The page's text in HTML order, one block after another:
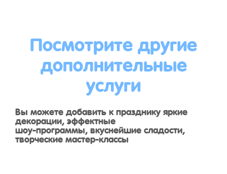
Посмотрите другие
дополнительные
услуги
Вы можете добавить к празднику яркие
декорации, эффектные
шоу-программы, вкуснейшие сладости,
творческие мастер-классы